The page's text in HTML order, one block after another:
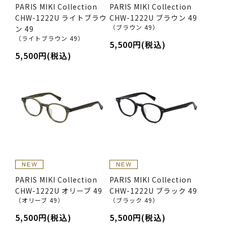
PARIS MIKI Collection
CHW-1222U ライトブラウ
ン 49
（ライトブラウン 49）
5,500円(税込)
PARIS MIKI Collection
CHW-1222U ブラウン 49
（ブラウン 49）
5,500円(税込)
PARIS MIKI Collection
CHW-1222U オリーブ 49
（オリーブ 49）
5,500円(税込)
PARIS MIKI Collection
CHW-1222U ブラック 49
（ブラック 49）
5,500円(税込)